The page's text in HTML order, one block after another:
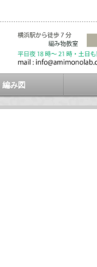
編み図